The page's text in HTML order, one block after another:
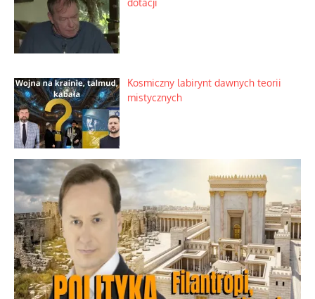
Kosmiczny labirynt dawnych teorii
mistycznych